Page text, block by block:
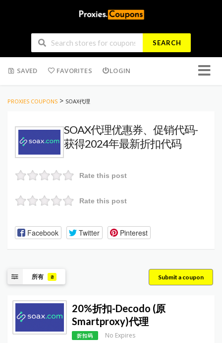
SEARCH
to
SAVED FAVORITES LOGIN
PROXIES COUPONS > SOAX代理
SOAX代理优惠券、促销代码-
获得2024年最新折扣代码
Rate this post
Rate this post
Facebook Twitter Pinterest
所有 8 Submit a coupon
20%折扣-Decodo (原
Smartproxy)代理
折扣码 No Expires